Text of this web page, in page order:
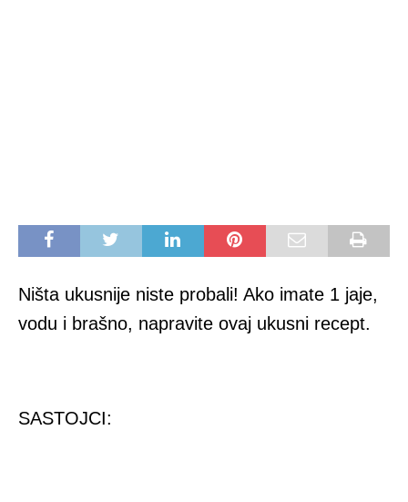
Ništa ukusnije niste probali! Ako imate 1 jaje,
vodu i brašno, napravite ovaj ukusni recept.
SASTOJCI: